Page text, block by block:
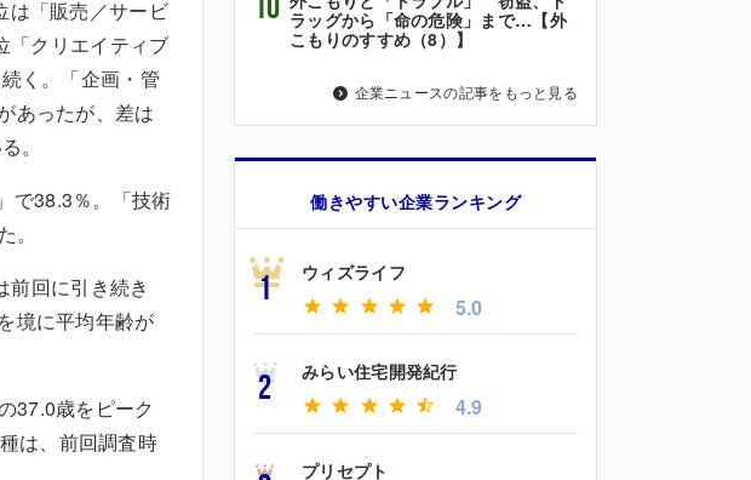
は「販売／サービ
「クリエイティブ
く。「企画・管
あったが、差は
。
で38.3％。「技術
前回に引き続き
境に平均年齢が
37.0歳をピーク
は、前回調査時
ラッグから「命の危険」まで…【外
こもりのすすめ（8）】
企業ニュースの記事をもっと見る
働きやすい企業ランキング
1 ウィズライフ
5.0
2 みらい住宅開発紀行
4.9
プリセプト